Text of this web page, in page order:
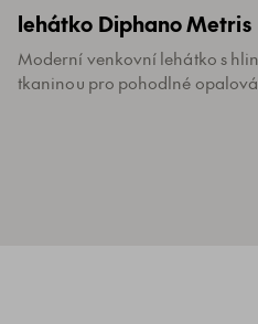
lehátko Diphano Metris
Moderní venkovní lehátko s
tkaninou pro pohodlné